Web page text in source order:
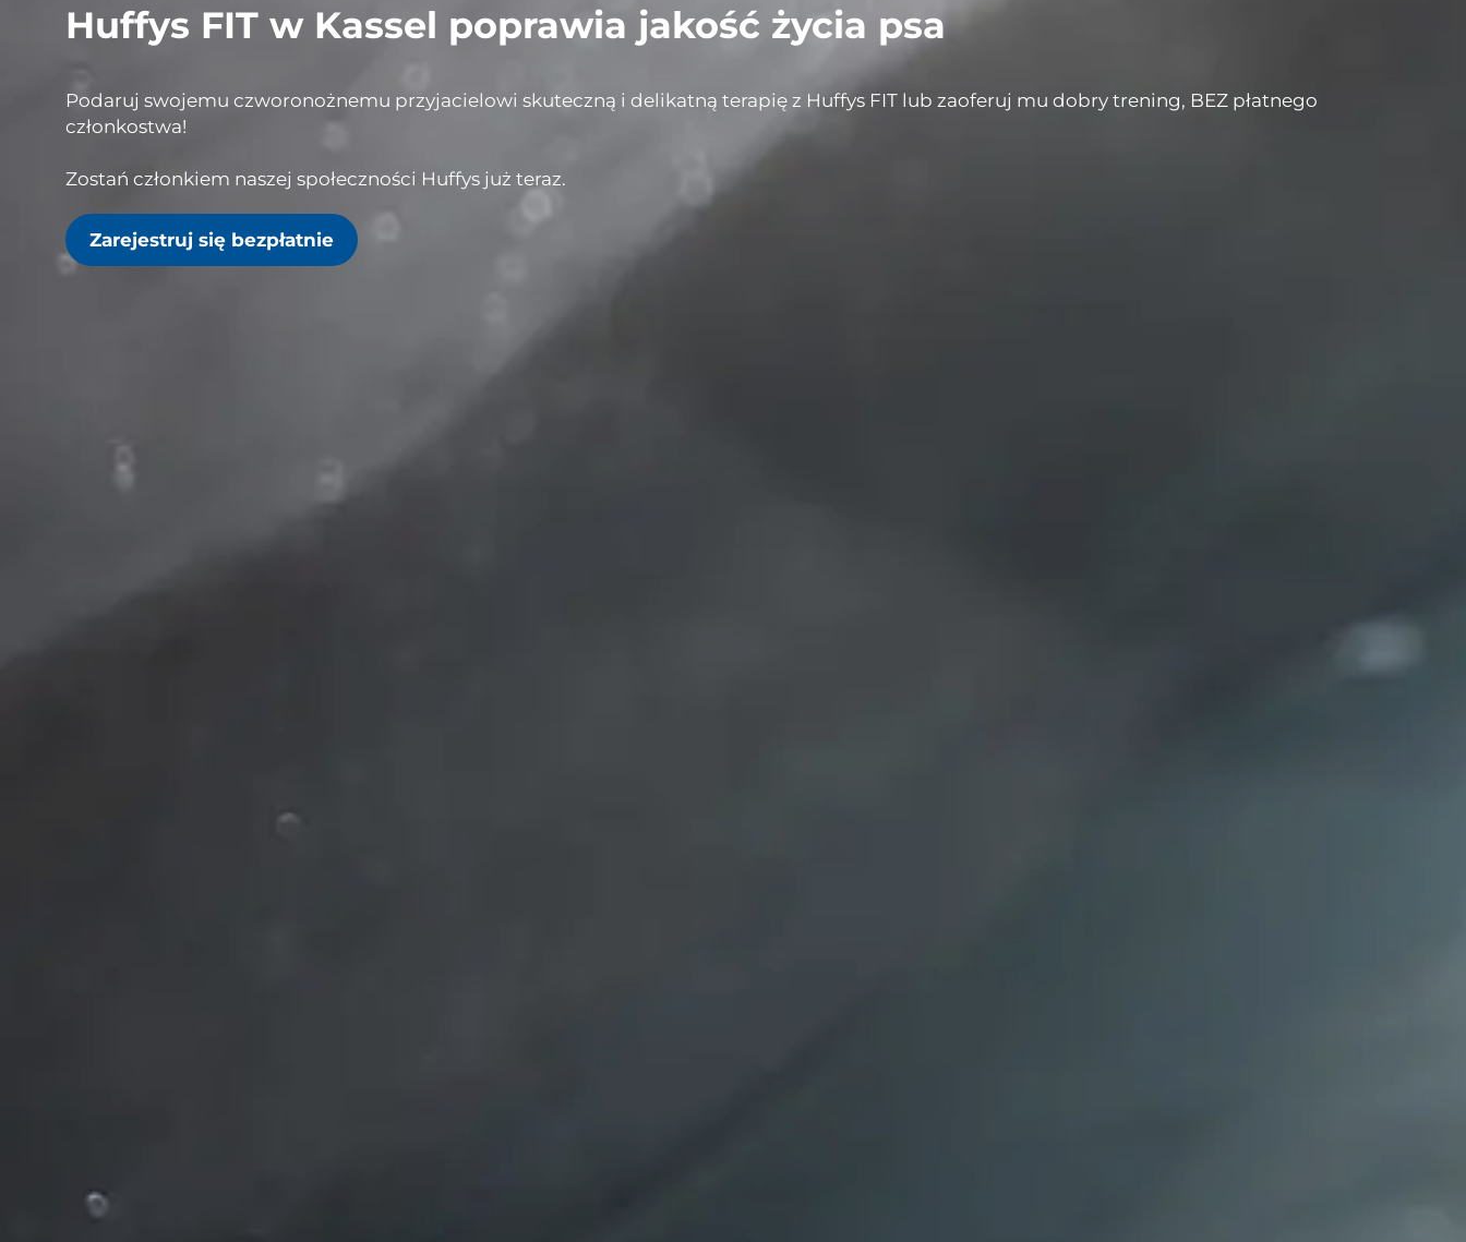
Huffys FIT w Kassel poprawia jakość życia psa
Podaruj swojemu czworonożnemu przyjacielowi skuteczną i delikatną terapię z Huffys FIT lub zaoferuj mu dobry trening, BEZ płatnego
członkostwa!
Zostań członkiem naszej społeczności Huffys już teraz.
Zarejestruj się bezpłatnie